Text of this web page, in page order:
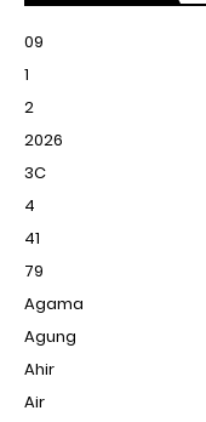
09
1
2
2026
3C
4
41
79
Agama
Agung
Ahir
Air